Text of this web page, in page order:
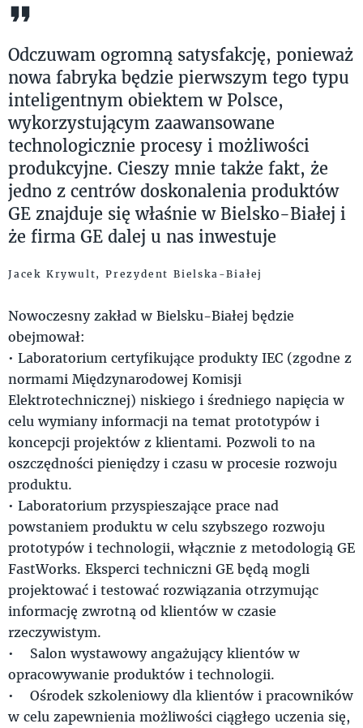
Odczuwam ogromną satysfakcję, ponieważ
nowa fabryka będzie pierwszym tego typu
inteligentnym obiektem w Polsce,
wykorzystującym zaawansowane
technologicznie procesy i możliwości
produkcyjne. Cieszy mnie także fakt, że
jedno z centrów doskonalenia produktów
GE znajduje się właśnie w Bielsko-Białej i
że firma GE dalej u nas inwestuje
Jacek Krywult, Prezydent Bielska-Białej
Nowoczesny zakład w Bielsku-Białej będzie
obejmował:
• Laboratorium certyfikujące produkty IEC (zgodne z
normami Międzynarodowej Komisji
Elektrotechnicznej) niskiego i średniego napięcia w
celu wymiany informacji na temat prototypów i
koncepcji projektów z klientami. Pozwoli to na
oszczędności pieniędzy i czasu w procesie rozwoju
produktu.
• Laboratorium przyspieszające prace nad
powstaniem produktu w celu szybszego rozwoju
prototypów i technologii, włącznie z metodologią GE
FastWorks. Eksperci techniczni GE będą mogli
projektować i testować rozwiązania otrzymując
informację zwrotną od klientów w czasie
rzeczywistym.
• Salon wystawowy angażujący klientów w
opracowywanie produktów i technologii.
• Ośrodek szkoleniowy dla klientów i pracowników
w celu zapewnienia możliwości ciągłego uczenia się,